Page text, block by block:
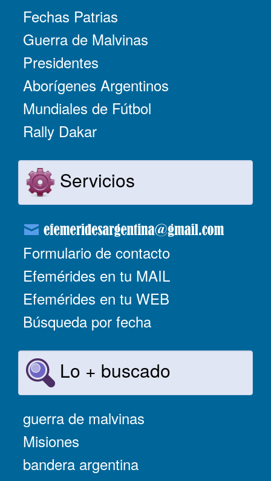
Fechas Patrias
Guerra de Malvinas
Presidentes
Aborígenes Argentinos
Mundiales de Fútbol
Rally Dakar
Servicios
Formulario de contacto
Efemérides en tu MAIL
Efemérides en tu WEB
Búsqueda por fecha
Lo + buscado
guerra de malvinas
Misiones
bandera argentina